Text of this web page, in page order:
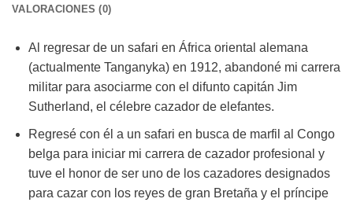
VALORACIONES (0)
Al regresar de un safari en África oriental alemana
(actualmente Tanganyka) en 1912, abandoné mi carrera
militar para asociarme con el difunto capitán Jim
Sutherland, el célebre cazador de elefantes.
Regresé con él a un safari en busca de marfil al Congo
belga para iniciar mi carrera de cazador profesional y
tuve el honor de ser uno de los cazadores designados
para cazar con los reyes de gran Bretaña y el príncipe